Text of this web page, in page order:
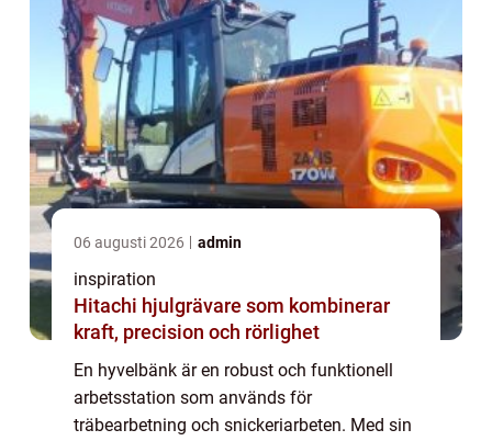
06 augusti 2026 admin
inspiration
Hitachi hjulgrävare som kombinerar
kraft, precision och rörlighet
En hyvelbänk är en robust och funktionell
arbetsstation som används för
träbearbetning och snickeriarbeten. Med sin